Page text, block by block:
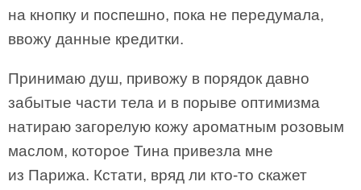
на кнопку и поспешно, пока не передумала,
ввожу данные кредитки.
Принимаю душ, привожу в порядок давно
забытые части тела и в порыве оптимизма
натираю загорелую кожу ароматным розовым
маслом, которое Тина привезла мне
из Парижа. Кстати, вряд ли кто-то скажет